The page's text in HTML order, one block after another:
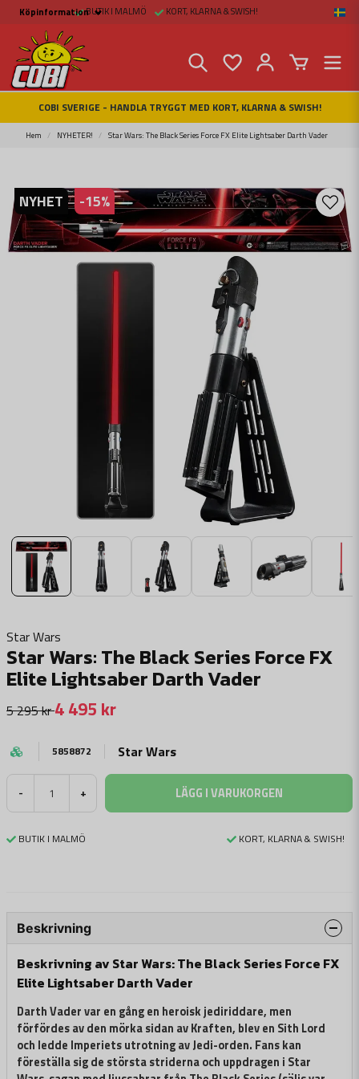
Köpinformation
Köpinformation
Köpvillkor
Betalsätt och Frakt
Beställ online hos
Fritid & Prylar
Fakta om Cobi Blocks
COBI BUTIK I MALMÖ
Kontakta oss
BUTIK I MALMÖ KORT, KLARNA & SWISH!
COBI SVERIGE - HANDLA TRYGGT MED KORT, KLARNA & SWISH!
Hem NYHETER! Star Wars: The Black Series Force FX Elite Lightsaber Darth Vader
NYHET -15%
Star Wars
Star Wars: The Black Series Force FX
Elite Lightsaber Darth Vader
5 295 kr4 495 kr
5858872 Star Wars
- + LÄGG I VARUKORGEN
BUTIK I MALMÖ KORT, KLARNA & SWISH!
Beskrivning
Beskrivning av Star Wars: The Black Series Force FX
Elite Lightsaber Darth Vader
Darth Vader var en gång en heroisk jediriddare, men
förfördes av den mörka sidan av Kraften, blev en Sith Lord
och ledde Imperiets utrotning av Jedi-orden. Fans kan
föreställa sig de största striderna och uppdragen i Star